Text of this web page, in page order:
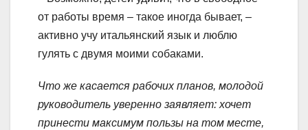
от работы время – такое иногда бывает, –
активно учу итальянский язык и люблю
гулять с двумя моими собаками.
Что же касается рабочих планов, молодой
руководитель уверенно заявляет: хочет
принести максимум пользы на том месте,